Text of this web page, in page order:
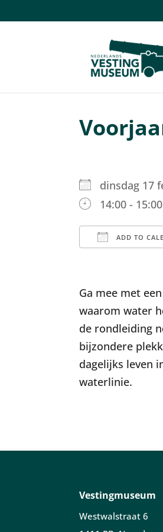
dinsdag 17
14:00 - 15:00
ADD TO
Ga mee met
waarom water
de rondleiding
bijzondere
dagelijks leven
waterlinie.
Vestingmuseum
Westwalstraat 6